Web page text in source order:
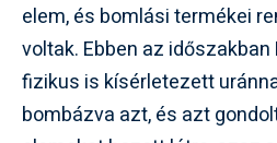
elem, és bomlási termékei
voltak. Ebben az
fizikus is kísérletezett
bombázva azt, és azt